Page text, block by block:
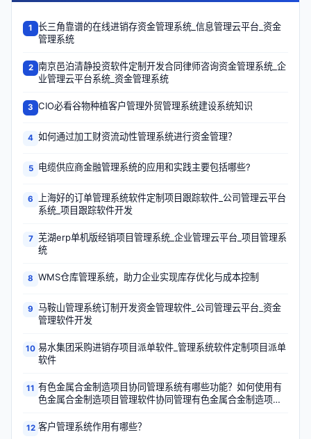
1
长三角靠谱的在线进销存资金管理系统_信息管理云平台_资金
管理系统
2 南京邑泊清静投资软件定制开发合同律师咨询资金管理系统_企
业管理云平台系统_资金管理系统
3 CIO必看谷物种植客户管理外贸管理系统建设系统知识
4 如何通过加工财资流动性管理系统进行资金管理？
5 电缆供应商金融管理系统的应用和实践主要包括哪些?
6
上海好的订单管理系统软件定制项目跟踪软件_公司管理云平台
系统_项目跟踪软件开发
7 芜湖erp单机版经销项目管理系统_企业管理云平台_项目管理系
统
8 WMS仓库管理系统，助力企业实现库存优化与成本控制
9 马鞍山管理系统订制开发资金管理软件_公司管理云平台_资金
管理软件开发
10 易水集团采购进销存项目派单软件_管理系统软件定制项目派单
软件
11 有色金属合金制造项目协同管理系统有哪些功能？如何使用有
色金属合金制造项目管理软件协同管理有色金属合金制造项
12 客户管理系统作用有哪些？